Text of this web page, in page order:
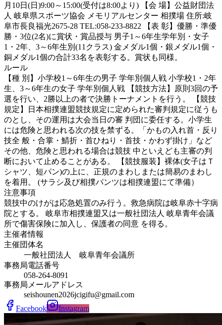
月10日(日)9:00～15:00(受付は8:00より) 【会 場】公益財団法
人 岐阜県スポーツ協会 メモリアルセンター 相撲場 住所:岐
阜市長良福光2675-28 TEL:058-233-8822 【表 彰】優勝・準優
勝・3位(2名)に賞状・賞品授与 男子1～6年生学年別・女子
1・2年、3～6年生別(11クラス) 金メダル1個・銀メダル1個・
銅メダル1個の合計33名を表彰する。賞状も同様。
ルール
【種 別】小学校1～6年生の男子 学年別個人戦 小学校1・2年
生、3～6年生の女子 学年別個人戦 【競技方法】原則3回の予
選を行い、2勝以上の者で決勝トーナメントを行う。 【競技
規定】日本相撲連盟競技規定に定められた審判規定に従うも
のとし、その運用は大会当日の審 判団に委任する。小学生
には危険と思われる次の技を禁ずる。「かもの入れ首・反り
技全 般・合掌・鯖折・首ひねり・首技・かわず掛け」など
その他、危険と思われる場合は競技 中といえども主審の判
断において止めることがある。 【競技服装】裸体(女子はＴ
シャツ、短パン)の上に、正規のまわしまたは簡易のまわし
を着用。 (サラシ及び相撲パンツは相撲連盟にて準備）
注意事項
競技中のけがは応急処置のみ行う。救急病院は岐阜赤十字病
院とする。 岐阜市相撲連盟又は一般社団法人 岐阜青年会議
所で傷害保険に加入し、保護者の同意 を得る。
主催者情報
主催団体名
一般社団法人 岐阜青年会議所
事務局電話番号
058-264-8091
事務局メールアドレス
seishounen2026jcigifu@gmail.com
Facebook
Instagram